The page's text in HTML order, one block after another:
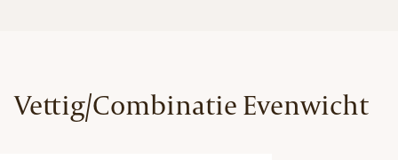
Vettig/Combinatie Evenwicht